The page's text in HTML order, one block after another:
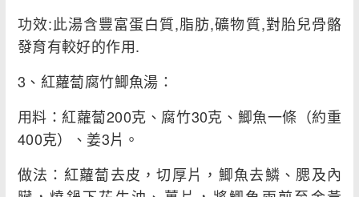
功效:此湯含豐富蛋白質,脂肪,礦物質,對胎兒骨骼
發育有較好的作用.
3、紅蘿蔔腐竹鯽魚湯：
用料：紅蘿蔔200克、腐竹30克、鯽魚一條（約重
400克）、姜3片。
做法：紅蘿蔔去皮，切厚片，鯽魚去鱗、腮及內